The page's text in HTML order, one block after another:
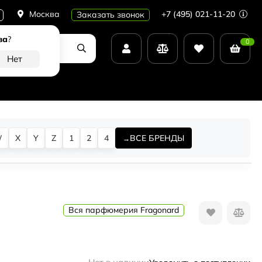
Москва
?
Заказать звонок +7 (495) 021-11-20
0
X Y Z 1 2 4 ВСЕ БРЕНДЫ
Вся парфюмерия Fragonard